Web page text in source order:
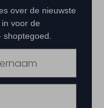
over de nieuwste
voor de